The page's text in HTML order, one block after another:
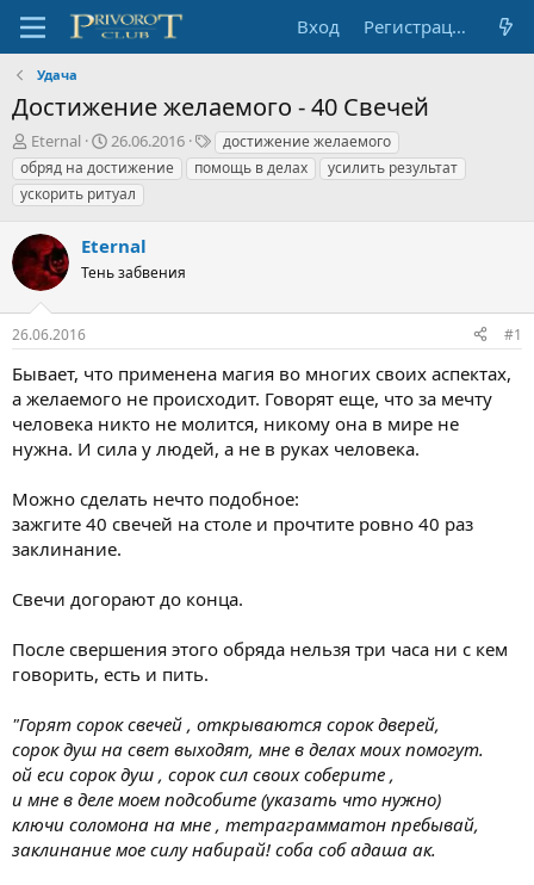
Вход Регистрация
Удача
Достижение желаемого - 40 Свечей
А
в
т
о
т
е
м
ы
Eternal
Д
а
т
а
а
ч
л
26.06.2016
Т
е
г
достижение желаемого
обряд на достижение
помощь в делах
усилить результат
ускорить ритуал
Eternal
Тень забвения
26.06.2016 #1
Бывает, что применена магия во многих своих аспектах,
а желаемого не происходит. Говорят еще, что за мечту
человека никто не молится, никому она в мире не
нужна. И сила у людей, а не в руках человека.
Можно сделать нечто подобное:
зажгите 40 свечей на столе и прочтите ровно 40 раз
заклинание.
Свечи догорают до конца.
После свершения этого обряда нельзя три часа ни с кем
говорить, есть и пить.
"Горят сорок свечей , открываются сорок дверей,
сорок душ на свет выходят, мне в делах моих помогут.
ой еси сорок душ , сорок сил своих соберите ,
и мне в деле моем подсобите (указать что нужно)
ключи соломона на мне , тетраграмматон пребывай,
заклинание мое силу набирай! соба соб адаша ак.